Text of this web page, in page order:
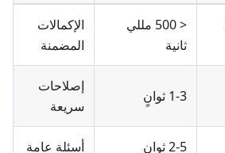
< 500 مللي
ثانية
الإكمالات
المضمنة
1-3 ثوانٍ
إصلاحات
سريعة
2-5 ثوانٍ أسئلة عامة